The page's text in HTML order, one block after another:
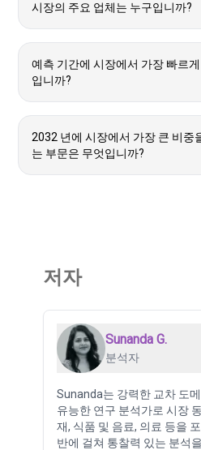
시장의 주요 업체는 누구입니까?
예측 기간에 시장에서 가장 빠르
입니까?
2032 년에 시장에서 가장 큰 비중
는 부문은 무엇입니까?
저자
Sunanda G.
분석자
Sunanda는 강력한 교차 도
유능한 연구 분석가로 시장
재, 식품 및 음료, 의료 등을
반에 걸쳐 통찰력 있는 분석